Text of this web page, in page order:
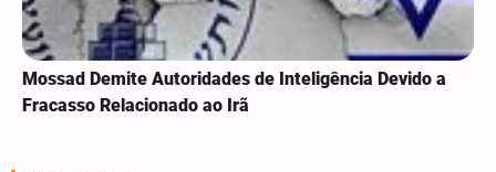
Mossad Demite Autoridades de Inteligência Devido a
Fracasso Relacionado ao Irã